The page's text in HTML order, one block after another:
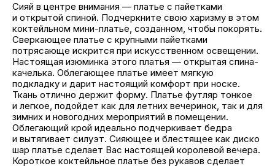
Сияй в центре внимания — платье с пайетками
и открытой спиной. Подчеркните свою харизму в этом
коктейльном мини-платье, созданном, чтобы покорять.
Сверкающее платье с крупными пайетками
потрясающе искрится при искусственном освещении.
Настоящая изюминка этого платья — открытая спина-
качелька. Облегающее платье имеет мягкую
подкладку и дарит настоящий комфорт при носке.
Ткань отлично держит форму. Платье футляр тонкое
и легкое, подойдет как для летних вечеринок, так и для
зимних и новогодних мероприятий в помещении.
Облегающий крой идеально подчеркивает бедра
и вытягивает силуэт. Сияющее и блестящее как диско
шар платье сделает Вас настоящей королевой вечера.
Короткое коктейльное платье без рукавов сделает